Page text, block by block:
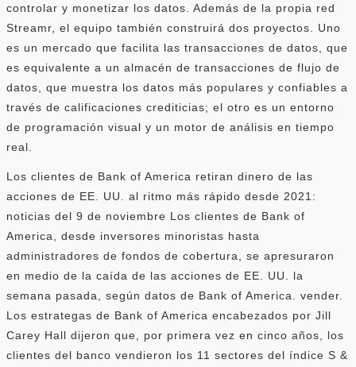
controlar y monetizar los datos. Además de la propia red
Streamr, el equipo también construirá dos proyectos. Uno
es un mercado que facilita las transacciones de datos, que
es equivalente a un almacén de transacciones de flujo de
datos, que muestra los datos más populares y confiables a
través de calificaciones crediticias; el otro es un entorno
de programación visual y un motor de análisis en tiempo
real.
Los clientes de Bank of America retiran dinero de las
acciones de EE. UU. al ritmo más rápido desde 2021:
noticias del 9 de noviembre Los clientes de Bank of
America, desde inversores minoristas hasta
administradores de fondos de cobertura, se apresuraron
en medio de la caída de las acciones de EE. UU. la
semana pasada, según datos de Bank of America. vender.
Los estrategas de Bank of America encabezados por Jill
Carey Hall dijeron que, por primera vez en cinco años, los
clientes del banco vendieron los 11 sectores del índice S &